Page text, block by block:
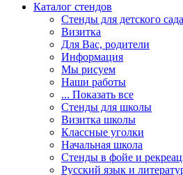
Каталог стендов
Стенды для детского сада
Визитка
Для Вас, родители
Информация
Мы рисуем
Наши работы
... Показать все
Стенды для школы
Визитка школы
Классные уголки
Начальная школа
Стенды в фойе и
Русский язык и